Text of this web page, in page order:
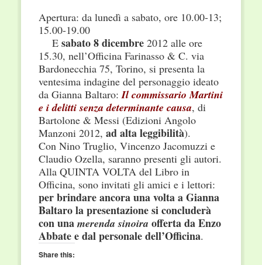
Apertura: da lunedì a sabato, ore 10.00-13;
15.00-19.00
E sabato 8 dicembre2012 alle ore
15.30, nell’Officina Farinasso & C. via
Bardonecchia 75, Torino, si presenta la
ventesima indagine del personaggio ideato
da Gianna Baltaro:Il commissario Martini
e i delitti senza determinante causa, di
Bartolone & Messi (Edizioni Angolo
Manzoni 2012, ad alta leggibilità).
Con Nino Truglio, Vincenzo Jacomuzzi e
Claudio Ozella, saranno presenti gli autori.
Alla QUINTA VOLTA del Libro in
Officina, sono invitati gli amici e i lettori:
per brindare ancora una volta a Gianna
Baltarola presentazione si concluderà
con una merenda sinoira offerta da Enzo
Abbate e dal personale dell’Officina.
Share this: